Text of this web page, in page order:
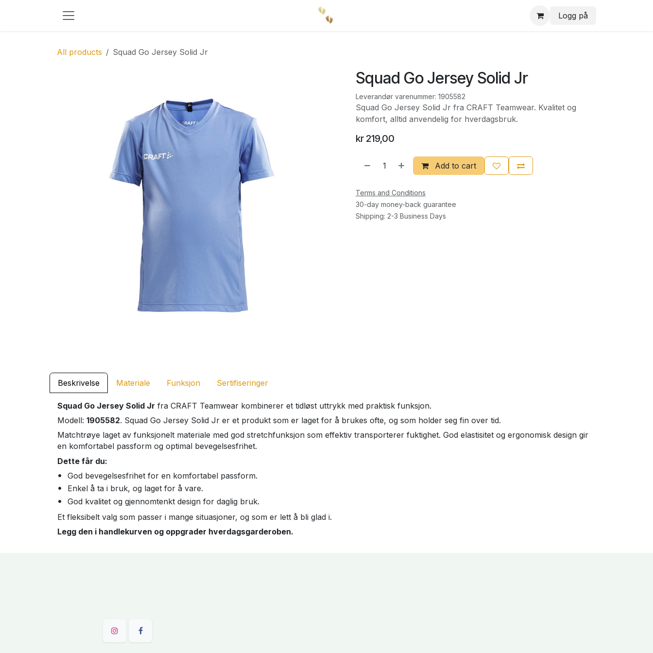
Logg på
All products Squad Go Jersey Solid Jr
Squad Go Jersey Solid Jr
Leverandør varenummer: 1905582
Squad Go Jersey Solid Jr fra CRAFT Teamwear. Kvalitet og
komfort, alltid anvendelig for hverdagsbruk.
kr 219,00
Add to cart
Terms and Conditions
30-day money-back guarantee
Shipping: 2-3 Business Days
Beskrivelse Materiale Funksjon Sertifiseringer
Squad Go Jersey Solid Jr fra CRAFT Teamwear kombinerer et tidløst uttrykk med praktisk funksjon.
Modell: 1905582. Squad Go Jersey Solid Jr er et produkt som er laget for å brukes ofte, og som holder seg fin over tid.
Matchtrøye laget av funksjonelt materiale med god stretchfunksjon som effektiv transporterer fuktighet. God elastisitet og ergonomisk design gir
en komfortabel passform og optimal bevegelsesfrihet.
Dette får du:
God bevegelsesfrihet for en komfortabel passform.
Enkel å ta i bruk, og laget for å vare.
God kvalitet og gjennomtenkt design for daglig bruk.
Et fleksibelt valg som passer i mange situasjoner, og som er lett å bli glad i.
Legg den i handlekurven og oppgrader hverdagsgarderoben.